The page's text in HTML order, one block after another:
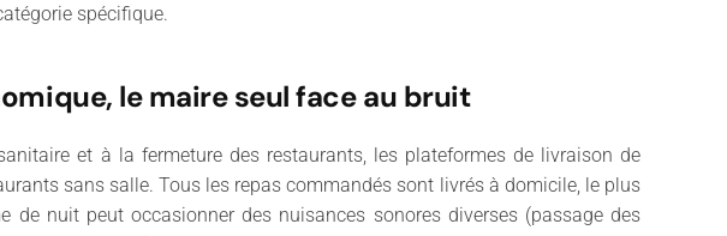
spécifique.
le maire seul face au bruit
et à la fermeture des restaurants, les plateformes de livraison de
sans salle. Tous les repas commandés sont livrés à domicile, le plus
de nuit peut occasionner des nuisances sonores diverses (passage des